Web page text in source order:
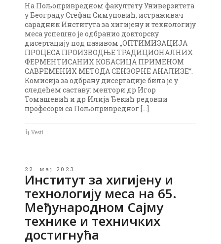
На Пољопривредном факултету Универзитета
у Београду Стефан Симуновић, истраживач
сарадник Института за хигијену и технологију
меса успешно је одбранио докторску
дисертацију под називом „ОПТИМИЗАЦИЈА
ПРОЦЕСА ПРОИЗВОДЊЕ ТРАДИЦИОНАЛНИХ
ФЕРМЕНТИСАНИХ КОБАСИЦА ПРИМЕНОМ
САВРЕМЕНИХ МЕТОДА СЕНЗОРНЕ АНАЛИЗЕ“.
Комисија за одбрану дисертације била је у
следећем саставу: ментори др Игор
Томашевић и др Илија Ђекић редовни
професори са Пољопривредног […]
Vesti
22. мај 2023.
Институт за хигијену и
технологију меса на 65.
Међународном Сајму
технике и техничких
достигнућа